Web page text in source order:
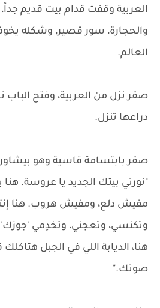
العربية وقفت قدام بيت قديم
والحجارة، سور قصير، وشكله
العالم.
صقر نزل من العربية، وفتح الباب
دراعها تنزل.
صقر بابتسامة قاسية وهو بيشاور
"نورتي بيتك الجديد يا عروسة.
مفيش دلع، ومفيش هروب. هنا
وتكنسي، وتعجني، وتخدِمي
هنا، الديابة اللي في الجبل
صوتك."